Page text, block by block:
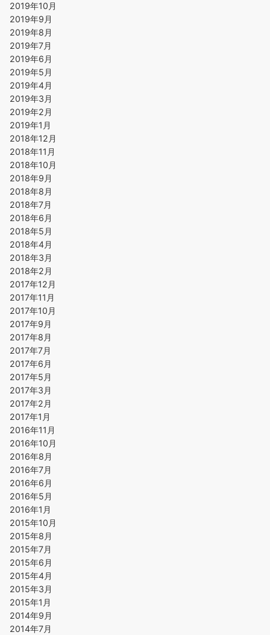
2019年10月
2019年9月
2019年8月
2019年7月
2019年6月
2019年5月
2019年4月
2019年3月
2019年2月
2019年1月
2018年12月
2018年11月
2018年10月
2018年9月
2018年8月
2018年7月
2018年6月
2018年5月
2018年4月
2018年3月
2018年2月
2017年12月
2017年11月
2017年10月
2017年9月
2017年8月
2017年7月
2017年6月
2017年5月
2017年3月
2017年2月
2017年1月
2016年11月
2016年10月
2016年8月
2016年7月
2016年6月
2016年5月
2016年1月
2015年10月
2015年8月
2015年7月
2015年6月
2015年4月
2015年3月
2015年1月
2014年9月
2014年7月